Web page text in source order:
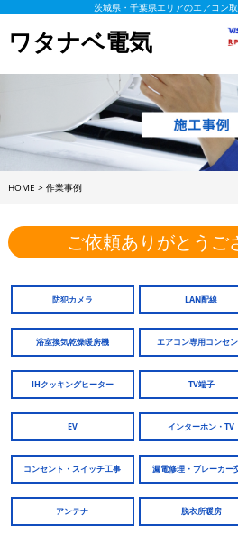
茨城県・千葉県エリアのエアコン
ワタナベ電気
HOME > 作業事例
ご依頼ありがとうご
防犯カメラ LAN配線
浴室換気乾燥暖房機 エアコン専用コンセ
IHクッキングヒーター TV端子
EV インターホン・TV
コンセント・スイッチ工事 漏電修理・ブレーカー
アンテナ 脱衣所暖房